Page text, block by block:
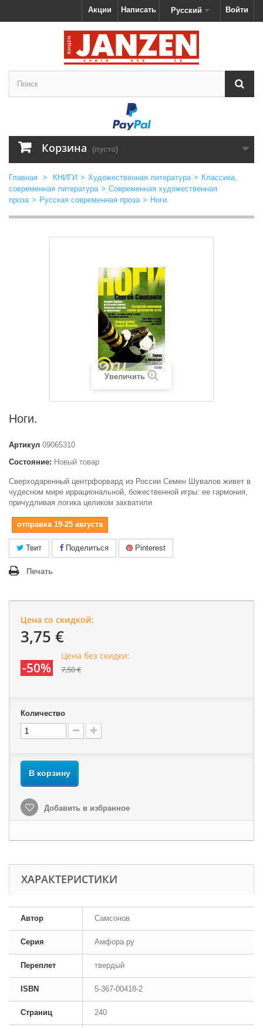
Войти
Русский
Написать
Акции
Корзина (пусто)
Главная > КНИГИ > Художественная литература > Классика,
современная литература > Современная художественная
проза > Русская современная проза > Ноги.
Увеличить
Ноги.
Артикул 09065310
Состояние: Новый товар
Сверходаренный центрфорвард из России Семен Шувалов живет в
чудесном мире иррациональной, божественной игры: ее гармония,
причудливая логика целиком захватили
отправка 19-25 августа
Твит Поделиться Pinterest
Печать
Цена со скидкой:
3,75 €
-50%
Цена без скидки:
7,50 €
Количество
В корзину
Добавить в избранное
ХАРАКТЕРИСТИКИ
Автор Самсонов
Серия Амфора.ру
Переплет твердый
ISBN 5-367-00418-2
Страниц 240